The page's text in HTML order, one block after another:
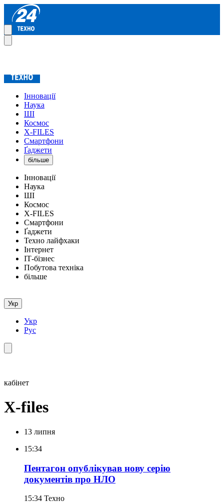
Інновації
Наука
ШІ
Космос
X-FILES
Смартфони
Ґаджети
більше
Інновації
Наука
ШІ
Космос
X-FILES
Смартфони
Ґаджети
Техно лайфхаки
Інтернет
ІТ-бізнес
Побутова техніка
більше
Укр
Укр
Рус
кабінет
X-files
13 липня
15:34
Пентагон опублікував нову серію
документів про НЛО
15:34 Техно